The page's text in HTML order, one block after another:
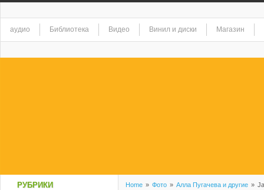
аудио Библиотека Видео Винил и диски Магазин
Home » Фото » Алла Пугачева и другие »
РУБРИКИ